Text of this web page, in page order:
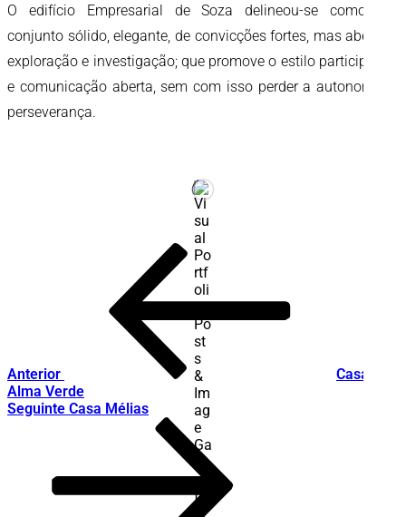
O edifício Empresarial de Soza delineou-se como um
conjunto sólido, elegante, de convicções fortes, mas aberto à
exploração e investigação; que promove o estilo participativo
e comunicação aberta, sem com isso perder a autonomia e
perseverança.
Anterior
Casa
Alma Verde
Conteúdo
Seguinte Casa Mélias